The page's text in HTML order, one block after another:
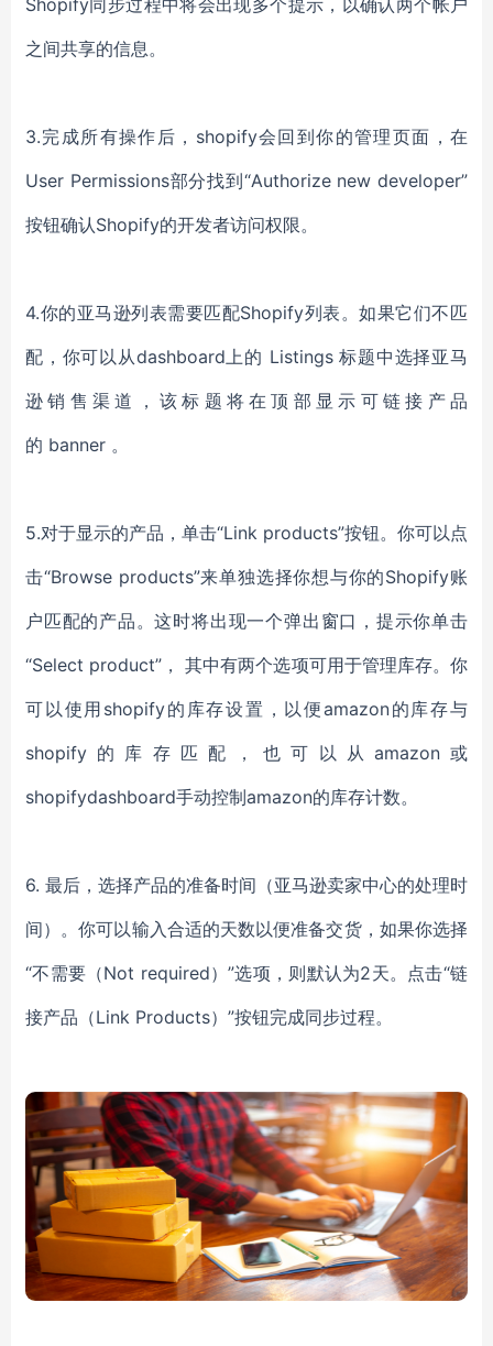
Shopify同步过程中将会出现多个提示，以确认两个帐户
之间共享的信息。
3.完成所有操作后，shopify会回到你的管理页面，在
User Permissions部分找到“Authorize new developer”
按钮确认Shopify的开发者访问权限。
4.你的亚马逊列表需要匹配Shopify列表。如果它们不匹
配，你可以从dashboard上的 Listings 标题中选择亚马
逊销售渠道，该标题将在顶部显示可链接产品
的 banner 。
5.对于显示的产品，单击“Link products”按钮。你可以点
击“Browse products”来单独选择你想与你的Shopify账
户匹配的产品。这时将出现一个弹出窗口，提示你单击
“Select product”， 其中有两个选项可用于管理库存。你
可以使用shopify的库存设置，以便amazon的库存与
shopify的库存匹配，也可以从amazon或
shopifydashboard手动控制amazon的库存计数。
6. 最后，选择产品的准备时间（亚马逊卖家中心的处理时
间）。你可以输入合适的天数以便准备交货，如果你选择
“不需要（Not required）”选项，则默认为2天。点击“链
接产品（Link Products）”按钮完成同步过程。